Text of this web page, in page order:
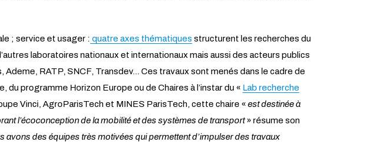
; service et usager : quatre axes thématiques structurent les recherches du
laboratoires nationaux et internationaux mais aussi des acteurs publics
RATP, SNCF, Transdev… Ces travaux sont menés dans le cadre de
programme Horizon Europe ou de Chaires à l’instar du « Lab recherche
Vinci, AgroParisTech et MINES ParisTech, cette chaire « est destinée à
l’écoconception de la mobilité et des systèmes de transport» résume son
avons des équipes très motivées qui permettent d’impulser des travaux